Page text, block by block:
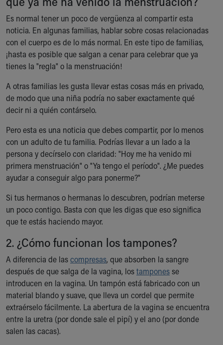
Ronald McDonald House Care Mobile
Health Centers
Symptom Checker
Financial Services
Price Estimates
Family Supports
New Parents
Find a Pediatrics Location
Find a Pediatrician
MyChart
Make an Appointment
Breastfeeding Medicine
Child Passenger Safety
Safe Sleep for Babies
Safe Sleep
About Akron Children's Pediatrics
Who We Are
Building a Brighter Future
Calendar of Events
Community Mission
Connect With Us
Our Culture of Caring
Newsroom
Our Leadership
Quality and Patient Safety
Unity and Engagement
Es normal tener un poco de vergüenza al compartir esta
noticia. En algunas familias, hablar sobre cosas relacionadas
con el cuerpo es de lo más normal. En este tipo de familias,
¡hasta es posible que salgan a cenar para celebrar que ya
tienes la "regla" o la menstruación!
A otras familias les gusta llevar estas cosas más en privado,
de modo que una niña podría no saber exactamente qué
decir ni a quién contárselo.
Pero esta es una noticia que debes compartir, por lo menos
con un adulto de tu familia. Podrías llevar a un lado a la
persona y decírselo con claridad: "Hoy me ha venido mi
primera menstruación" o "Ya tengo el período". ¿Me puedes
ayudar a conseguir algo para ponerme?"
Si tus hermanos o hermanas lo descubren, podrían meterse
un poco contigo. Basta con que les digas que eso significa
que te estás haciendo mayor.
2. ¿Cómo funcionan los tampones?
A diferencia de lascompresas, que absorben la sangre
después de que salga de la vagina, lostamponesse
introducen en la vagina. Un tampón está fabricado con un
material blando y suave, que lleva un cordel que permite
extraérselo fácilmente. La abertura de la vagina se encuentra
entre la uretra (por donde sale el pipí) y el ano (por donde
salen las cacas).